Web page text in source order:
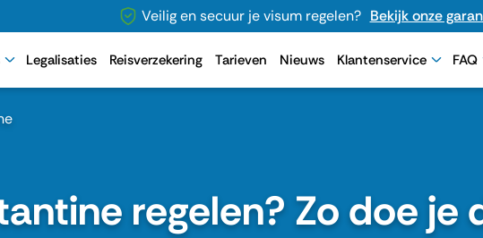
Veilig en secuur je visum regelen? Bekijk onze
Legalisaties Reisverzekering Tarieven Nieuws Klantenservice FAQ
regelen? Zo doe je